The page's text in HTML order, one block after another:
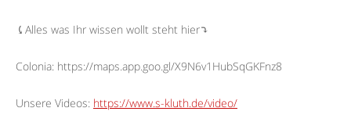
⤹Alles was Ihr wissen wollt steht hier⤵︎
Colonia: https://maps.app.goo.gl/X9N6v1HubSqGKFnz8
Unsere Videos: https://www.s-kluth.de/video/